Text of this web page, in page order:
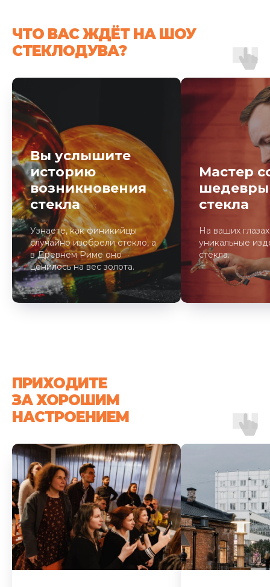
ЧТО ВАС ЖДЁТ НА ШОУ
СТЕКЛОДУВА?
Вы услышите
историю
возникновения
стекла
Узнаете, как финикийцы
случайно изобрели стекло, а
в Древнем Риме оно
ценилось на вес золота.
Мастер
шедевры
стекла
На ваших
уникальные
стекла.
ПРИХОДИТЕ
ЗА ХОРОШИМ
НАСТРОЕНИЕМ